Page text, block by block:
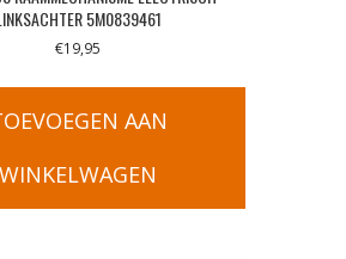
5M0839461
€19,95
AAN
WINKELWAGEN